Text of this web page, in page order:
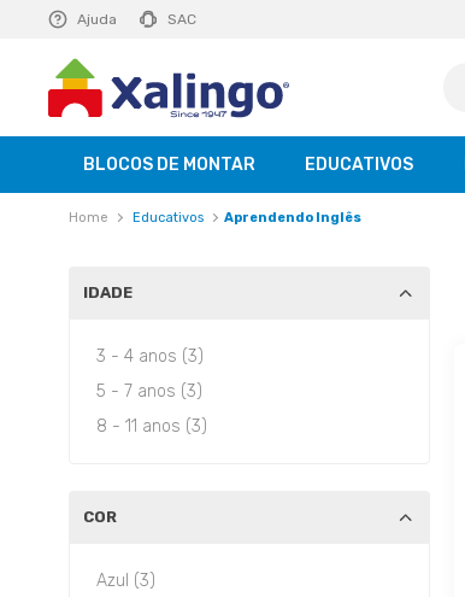
Ajuda SAC
R$ 129,99 saiba mais
BLOCOS DE MONTAR EDUCATIVOS
Educativos Aprendendo Inglês
IDADE
3 - 4 anos (3)
5 - 7 anos (3)
8 - 11 anos (3)
COR
Azul (3)